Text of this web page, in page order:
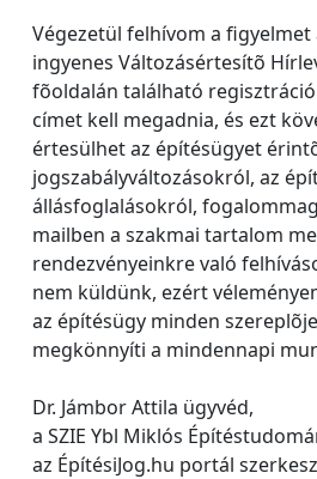
Végezetül felhívom a
ingyenes Változásértesítõ
fõoldalán található
címet kell megadnia, és ezt
értesülhet az építésügyet
jogszabályváltozásokról, az
állásfoglalásokról,
mailben a szakmai tartalom
rendezvényeinkre való
nem küldünk, ezért
az építésügy minden
megkönnyíti a mindennapi
Dr. Jámbor Attila ügyvéd,
a SZIE Ybl Miklós
az ÉpítésiJog.hu portál